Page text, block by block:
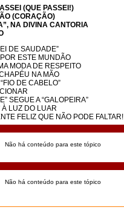
(QUE PASSEI!)
(CORAÇÃO)
NA DIVINA CANTORIA
DE SAUDADE”
ESTE MUNDÃO
MODA DE RESPEITO
NA MÃO
DE CABELO”
SEGUE A “GALOPEIRA”
À LUZ DO LUAR
FELIZ QUE NÃO PODE FALTAR!
Não há conteúdo para este tópico
Não há conteúdo para este tópico